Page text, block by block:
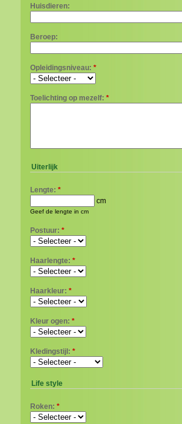
Huisdieren:
Beroep:
Opleidingsniveau: *
Toelichting op mezelf: *
Uiterlijk
Lengte: *
cm
Geef de lengte in cm
Postuur: *
Haarlengte: *
Haarkleur: *
Kleur ogen: *
Kledingstijl: *
Life style
Roken: *